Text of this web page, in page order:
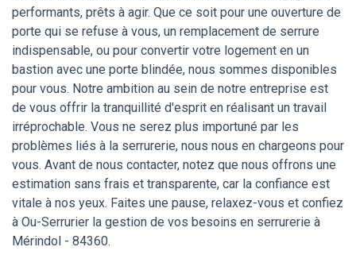
performants, prêts à agir. Que ce soit pour une ouverture de
porte qui se refuse à vous, un remplacement de serrure
indispensable, ou pour convertir votre logement en un
bastion avec une porte blindée, nous sommes disponibles
pour vous. Notre ambition au sein de notre entreprise est
de vous offrir la tranquillité d'esprit en réalisant un travail
irréprochable. Vous ne serez plus importuné par les
problèmes liés à la serrurerie, nous nous en chargeons pour
vous. Avant de nous contacter, notez que nous offrons une
estimation sans frais et transparente, car la confiance est
vitale à nos yeux. Faites une pause, relaxez-vous et confiez
à Ou-Serrurier la gestion de vos besoins en serrurerie à
Mérindol - 84360.